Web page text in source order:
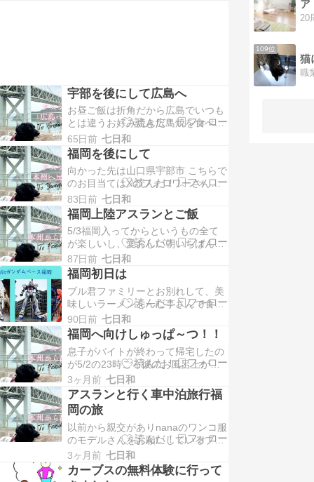
宇部を後にして広島へ
お昼ご飯は折角だから広島でいつも
とは違うお好み焼き広島焼を食べた
いな～と 広島にお住まいのフォロワ
ーさんでたぼちゃんとこの旅の間に
会えないかな～まん丸たぼちゃんに
会いたいよ～～でも、アスランの体
調も考えながらたぼちゃんも […]
65日前 七日和
福岡を後にして
向かった先は山口県宇部市 こちらで
のお目当てはXのフォロワーさん
で、バーニングペンで犬のラクヤキ
屋さんをしているAJTママさんにお
礼を言いたい！そして、アスランの
為にお参りしてくださった琴崎八幡
宮へ御礼参りに行きたい！と […]
83日前 七日和
福岡上陸アスランとご飯
5/3福岡入ってからというもの全て
が楽しいし、愛おしい朝いちばんか
らブル君にいやされそして元気をも
らいアスランの若さもプレゼント い
つもなら男の人の接近にバクバクす
るアスランですがTACCHINMANさ
んにはそうでもなか […]
87日前 七日和
福岡初日は
ブル君ファミリーとお別れして、美
味しいラーメンを一心亭さんで食べ
て、お腹一杯になった後は、そう！
福岡まできて行かないわけないでし
ょ！！ ガンダム見に行かんと始まら
んやん！ え？でもさっき福岡在住の
ブル君ファミリーお二人共 […]
90日前 七日和
福岡へ向けしゅっぱ～つ！！
息子がバイトが終わって帰宅したの
が5/2の23時ごろ彼のお風呂上がり
で出発いたしました！！出発時刻は
0：05頃 車の中は寝れるように2列
目はシートを倒し3列目にアスラン
のカートのココットを固定し2列目
から3列目に布団を敷 […]
3ヶ月前 七日和
アスランと行く車中泊旅行福
岡の旅
以前から親交がありnanaのワンコ服
のモデルさんをお願いしているブル
君に会いたいと思ってはいたんやけ
ど距離感がわからず遠いよな～と漠
然と思っててんけど3軒隣の息子の
3ヶ月前 七日和
カーブスの無料体験に行って
109位
猫